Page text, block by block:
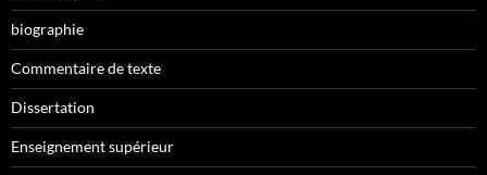
biographie
Commentaire de texte
Dissertation
Enseignement supérieur